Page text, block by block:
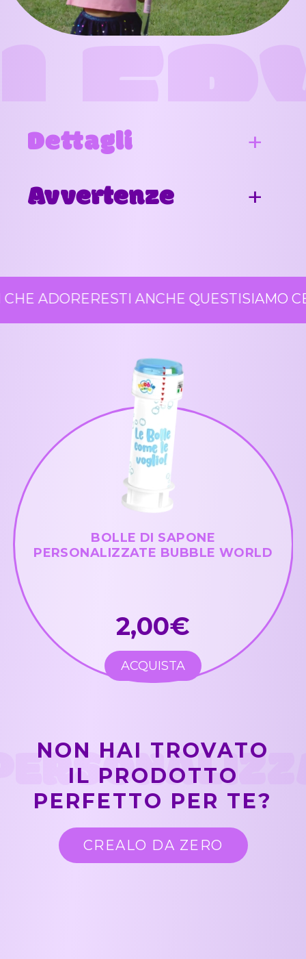
Dettagli
Avvertenze
ADORERESTI ANCHE QUESTISIAMO
BOLLE DI SAPONE
PERSONALIZZATE BUBBLE WORLD
2,00€
ACQUISTA
NON HAI TROVATO
IL PRODOTTO
PERFETTO PER TE?
CREALO DA ZERO